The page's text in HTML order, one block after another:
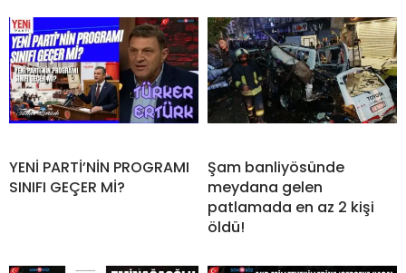
YENİ PARTİ’NİN PROGRAMI
SINIFI GEÇER Mİ?
Şam banliyösünde
meydana gelen
patlamada en az 2 kişi
öldü!